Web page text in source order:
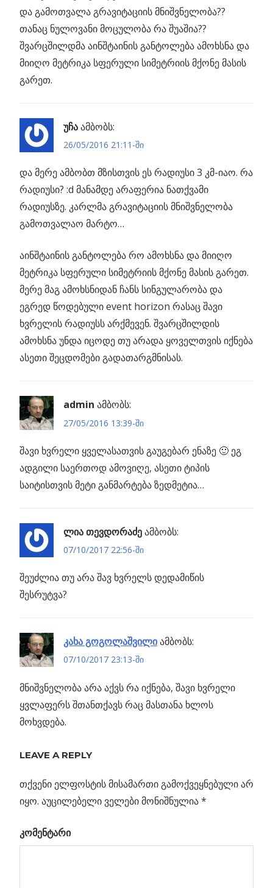
და გამოთვალა გრავიტაციის მნიშვნელობა??
თანაც ნულოვანი მოცულობა რა შუაშია??
შვარცშილდმა აინშტაინის განტოლება ამოხსნა და
მიიღო მეტრიკა სფერული სიმეტრიის მქონე მასის
გარეთ.
უჩაამბობს:
26/05/2016 21:11-ში
და მერე ამბობთ მზისთვის ეს რადიუსი 3 კმ-იაო. რა
რადიუსი? :d მანამდე არაფერია ნათქვამი
რადიუსზე. კარლმა გრავიტაციის მნიშვნელობა
გამოთვალაო მარტო…
აინშტაინის განტოლება რო ამოხსნა და მიიღო
მეტრიკა სფერული სიმეტრიის მქონე მასის გარეთ.
მერე მაგ ამოხსნიდან ჩანს სინგულარობა და
ეგრედ წოდებული event horizon რასაც შავი
ხვრელის რადიუსს არქმევენ. შვარცშილდის
ამოხსნა უნდა იცოდე თუ არადა ყოველთვის იქნება
ასეთი შეცდომები გადათარგმნისას.
admin ამბობს:
27/05/2016 13:39-ში
შავი ხვრელი ყველასათვის გაუგებარ ენაზე 🙂 ეგ
ადგილი საერთოდ ამოვიღე, ასეთი ტიპის
საიტისთვის მეტი განმარტება ზედმეტია…
ლია თევდორაძეამბობს:
07/10/2017 22:56-ში
შეუძლია თუ არა შავ ხვრელს დედამიწის
შესრუტვა?
კახა გოგოლაშვილიამბობს:
07/10/2017 23:13-ში
მნიშვნელობა არა აქვს რა იქნება, შავი ხვრელი
ყვლაფერს შთანთქავს რაც მასთანა ხლოს
მოხვდება.
LEAVE A REPLY
თქვენი ელფოსტის მისამართი გამოქვეყნებული არ
იყო. აუცილებელი ველები მონიშნულია*
კომენტარი